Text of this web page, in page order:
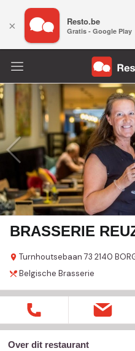
BRASSERIE
Turnhoutsebaan 73 2140
Belgische Brasserie
Over dit restaurant
× Resto.be
Gratis - Google Play